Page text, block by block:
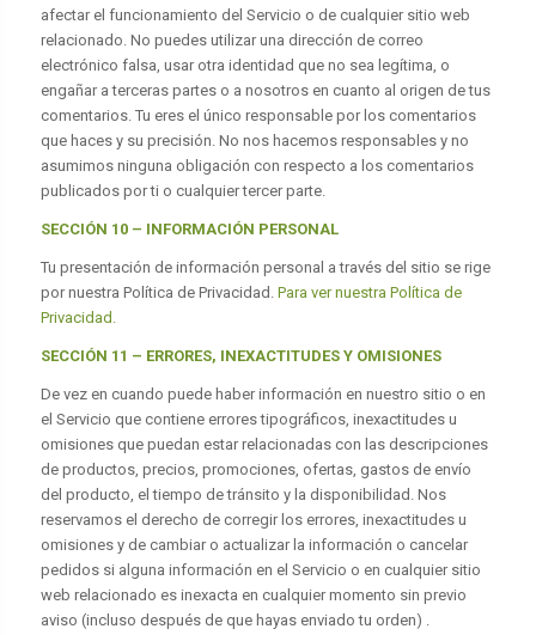
afectar el funcionamiento del Servicio o de cualquier sitio web
relacionado. No puedes utilizar una dirección de correo
electrónico falsa, usar otra identidad que no sea legítima, o
engañar a terceras partes o a nosotros en cuanto al origen de tus
comentarios. Tu eres el único responsable por los comentarios
que haces y su precisión. No nos hacemos responsables y no
asumimos ninguna obligación con respecto a los comentarios
publicados por ti o cualquier tercer parte.
SECCIÓN 10 – INFORMACIÓN PERSONAL
Tu presentación de información personal a través del sitio se rige
por nuestra Política de Privacidad. Para ver nuestra Política de
Privacidad.
SECCIÓN 11 – ERRORES, INEXACTITUDES Y OMISIONES
De vez en cuando puede haber información en nuestro sitio o en
el Servicio que contiene errores tipográficos, inexactitudes u
omisiones que puedan estar relacionadas con las descripciones
de productos, precios, promociones, ofertas, gastos de envío
del producto, el tiempo de tránsito y la disponibilidad. Nos
reservamos el derecho de corregir los errores, inexactitudes u
omisiones y de cambiar o actualizar la información o cancelar
pedidos si alguna información en el Servicio o en cualquier sitio
web relacionado es inexacta en cualquier momento sin previo
aviso (incluso después de que hayas enviado tu orden) .